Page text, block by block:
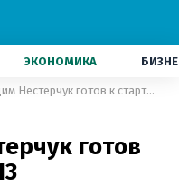
ЭКОНОМИКА
Гонки: Вадим Нестерчук готов к старту Dakar-2013
готов